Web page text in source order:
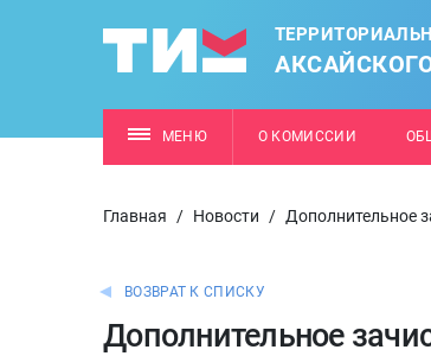
МЕНЮ О КОМИССИИ
Главная / Новости / Дополнительное
ВОЗВРАТ К СПИСКУ
Дополнительное